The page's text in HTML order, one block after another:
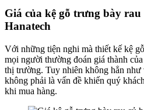
Giá của kệ gỗ trưng bày
Hanatech
Với những tiện nghi mà thiết kế kệ
mọi người thường đoán giá thành
thị trường. Tuy nhiên không hẳn như
không phải là vấn đề khiến quý
khi mua hàng.